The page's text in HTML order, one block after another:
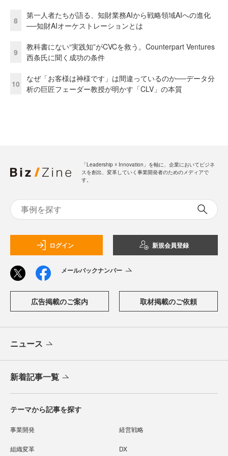
8
第一人者たちが語る、知財業務AIから戦略領域AIへの進化
──知財AIオーケストレーションとは
9
教科書にない“実践知”がCVCを救う。Counterpart Ventures
西条氏に聞く成功の条件
10
なぜ「お客様は神様です」は間違っているのか──データ分
析の巨匠フェーダー教授が明かす「CLV」の本質
「Leadership ☓ Innovation」を軸に、企業においてビジネ
スを創出、変革していく事業開発者のためのメディアで
す。
ログイン 新規会員登録
メールバックナンバー
広告掲載のご案内 取材掲載のご依頼
ニュース
新着記事一覧
テーマから記事を探す
事業開発 経営戦略
組織変革 DX